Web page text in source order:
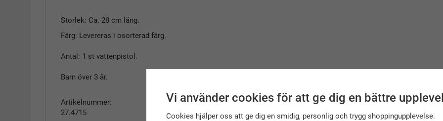
Storlek: Ca. 28 cm lång.
Färg: Levereras i osorterad färg.
Antal: 1 st vattenpistol.
Barn över 3 år.
Artikelnummer:
27.4715
Vi använder cookies för att ge dig en bättre
Cookies hjälper oss att ge dig en smidig, personlig och trygg shoppingupplevelse.